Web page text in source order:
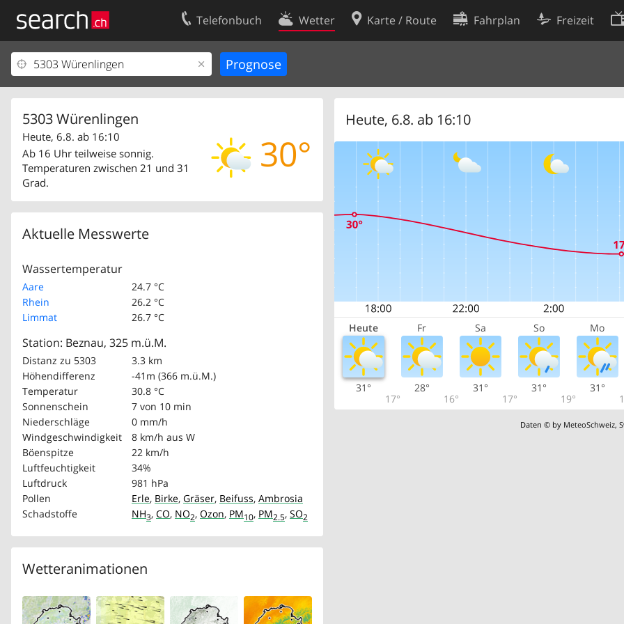
Telefonbuch Wetter Karte / Route Fahrplan Freizeit
5303 Würenlingen
30°
Heute, 6.8. ab 16:10
Ab 16 Uhr teilweise sonnig.
Temperaturen zwischen 21 und 31
Grad.
Aktuelle Messwerte
Wassertemperatur
Aare
24.7 °C
Rhein
26.2 °C
Limmat
26.7 °C
Station: Beznau, 325 m.ü.M.
Distanz zu 5303
3.3 km
Höhendifferenz
-41m (366 m.ü.M.)
Temperatur
30.8 °C
Sonnenschein
7 von 10 min
Niederschläge
0 mm/h
Windgeschwindigkeit
8 km/h aus W
Böenspitze
22 km/h
Luftfeuchtigkeit
34%
Luftdruck
981 hPa
Pollen
Erle, Birke, Gräser, Beifuss, Ambrosia
Schadstoffe
NH3, CO, NO2, Ozon, PM10, PM2.5, SO2
Wetteranimationen
Heute, 6.8. ab 16:10
Heute Fr Sa So Mo
31°
17°
28°
16°
31°
17°
31°
19°
31°
Daten © by MeteoSchweiz,
Ihr Eintrag
Kundencenter Geschäftskunden
Kontakt
Nutzungsbedingungen
Cookie-Einstellungen